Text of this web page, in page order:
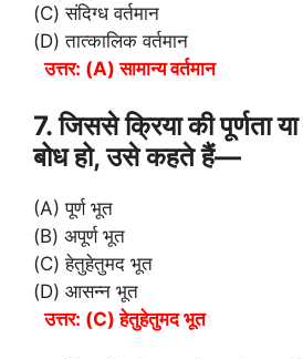
(C) संदिग्ध वर्तमान
(D) तात्कालिक वर्तमान
उत्तर: (A) सामान्य वर्तमान
7. जिससे क्रिया की पूर्णता या
बोध हो, उसे कहते हैं—
(A) पूर्ण भूत
(B) अपूर्ण भूत
(C) हेतुहेतुमद भूत
(D) आसन्न भूत
उत्तर: (C) हेतुहेतुमद भूत